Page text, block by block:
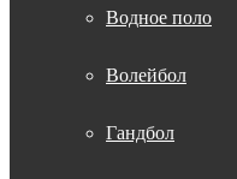
Водное поло
Волейбол
Гандбол